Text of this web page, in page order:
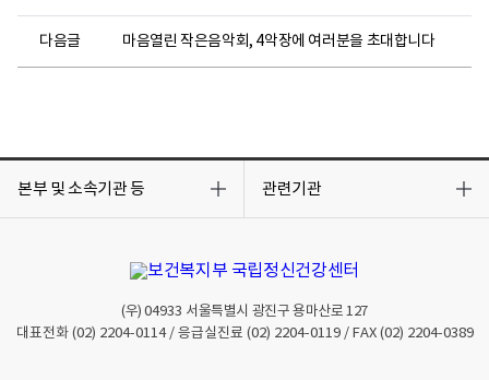
다음글 마음열린 작은음악회, 4악장에 여러분을 초대합니다
본부 및 소속기관 등
기
관련기관
기
(우)04933 서울특별시 광진구 용마산로 127
대표전화 (02) 2204-0114/ 응급실진료 (02) 2204-0119/ FAX (02) 2204-0389